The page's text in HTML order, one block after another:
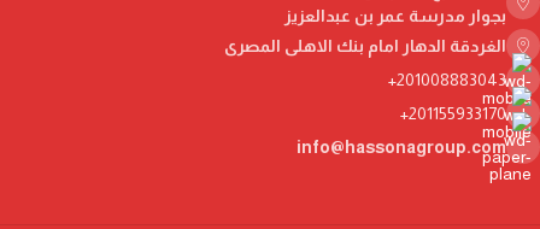
بجوار مدرسة عمر بن عبدالعزيز
الغردقة الدهار امام بنك الاهلى المصرى
201008883043+
201155933170+
info@hassonagroup.com